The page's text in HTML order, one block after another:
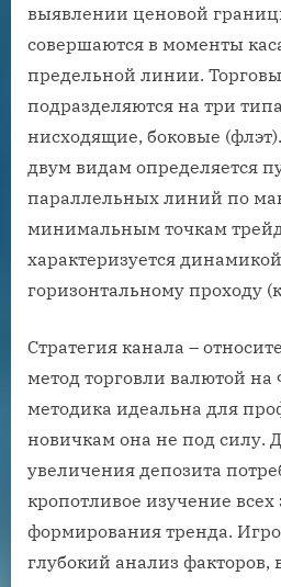
выявлении ценовой
совершаются в моменты
предельной линии.
подразделяются на три
нисходящие, боковые
двум видам определяется
параллельных линий по
минимальным точкам
характеризуется
горизонтальному проходу
Стратегия канала –
метод торговли валютой на
методика идеальна для
новичкам она не под силу.
увеличения депозита
кропотливое изучение всех
формирования тренда.
глубокий анализ